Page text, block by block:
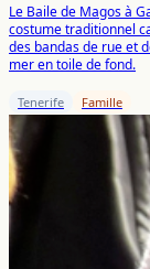
Le Baile de Magos à
costume traditionnel
des bandas de rue et
mer en toile de fond.
Tenerife Famille